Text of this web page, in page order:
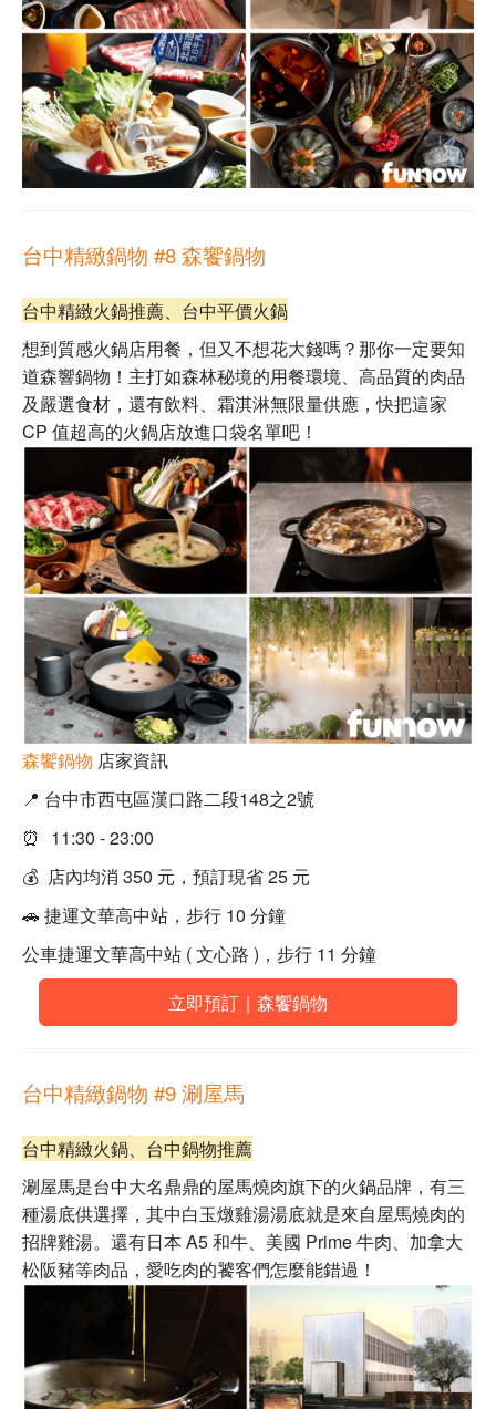
台中精緻鍋物 #8 森饗鍋物
台中精緻火鍋推薦、台中平價火鍋
想到質感火鍋店用餐，但又不想花大錢嗎？那你一定要知
道森響鍋物！主打如森林秘境的用餐環境、高品質的肉品
及嚴選食材，還有飲料、霜淇淋無限量供應，快把這家
CP 值超高的火鍋店放進口袋名單吧！
森饗鍋物 店家資訊
📍 台中市西屯區漢口路二段148之2號
⏰
11:30 - 23:00
💰 店內均消 350 元，預訂現省 25 元
🚗 捷運文華高中站，步行 10 分鐘
公車捷運文華高中站 ( 文心路 )，步行 11 分鐘
立即預訂｜森饗鍋物
台中精緻鍋物 #9 涮屋馬
台中精緻火鍋、台中鍋物推薦
涮屋馬是台中大名鼎鼎的屋馬燒肉旗下的火鍋品牌，有三
種湯底供選擇，其中白玉燉雞湯湯底就是來自屋馬燒肉的
招牌雞湯。還有日本 A5 和牛、美國 Prime 牛肉、加拿大
松阪豬等肉品，愛吃肉的饕客們怎麼能錯過！